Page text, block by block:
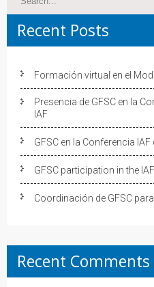
Recent Posts
Formación virtual en el
Presencia de GFSC en la
IAF
GFSC en la Conferencia
GFSC participation in the
Coordinación de GFSC
Recent Comments